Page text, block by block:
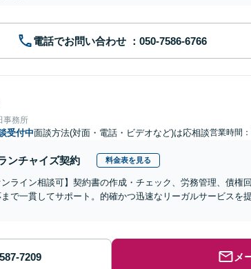
電話でお問い合わせ
事務所
受付中面談方法(対面・電話・ビデオなど)は応相談営業時間
ンチャイズ契約 料金表を見る
ンライン相談可】契約書の作成・チェック、労務管理、債権
で一貫してサポート。的確かつ迅速なリーガルサービスを
メ